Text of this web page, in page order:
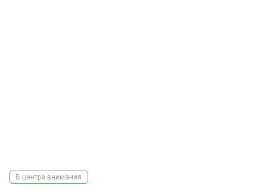
В центре внимания